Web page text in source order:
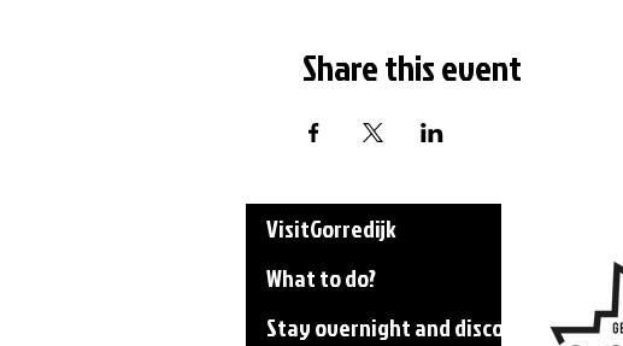
Share this event
VisitGorredijk
What to do?
Stay overnight and discover the area